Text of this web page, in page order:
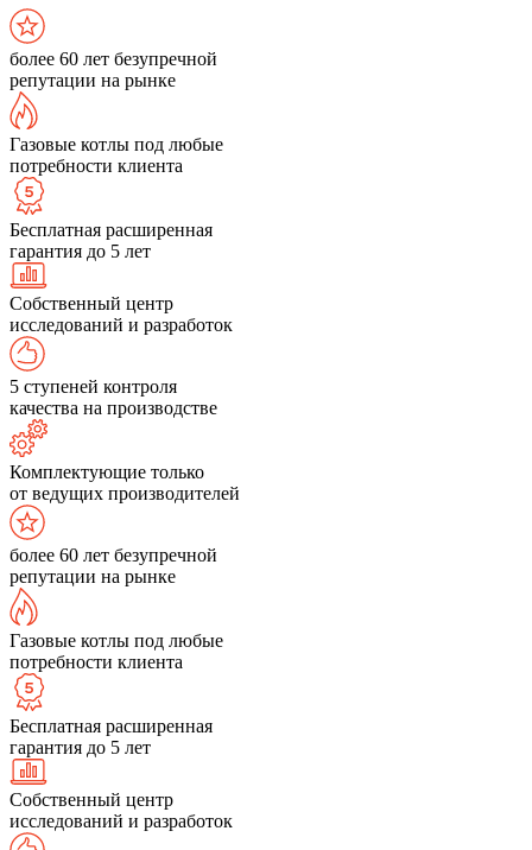
более 60 лет безупречной
репутации на рынке
Газовые котлы под любые
потребности клиента
Бесплатная расширенная
гарантия до 5 лет
Собственный центр
исследований и разработок
5 ступеней контроля
качества на производстве
Комплектующие только
от ведущих производителей
более 60 лет безупречной
репутации на рынке
Газовые котлы под любые
потребности клиента
Бесплатная расширенная
гарантия до 5 лет
Собственный центр
исследований и разработок